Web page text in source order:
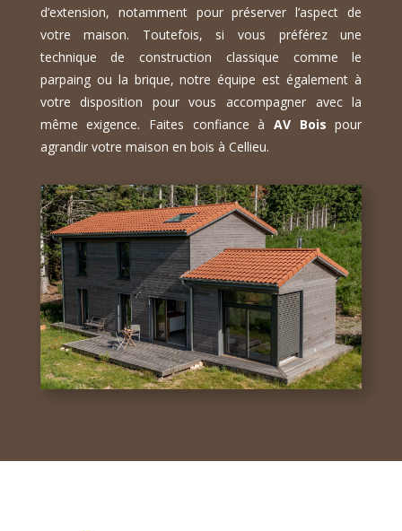
d’extension, notamment pour préserver l’aspect de
votre maison. Toutefois, si vous préférez une
technique de construction classique comme le
parpaing ou la brique, notre équipe est également à
votre disposition pour vous accompagner avec la
même exigence. Faites confiance à AV Bois pour
agrandir votre maison en bois à Cellieu.